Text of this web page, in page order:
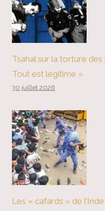
Tsahal sur la torture
Tout est légitime »
30 juillet 2026
Les « cafards » de